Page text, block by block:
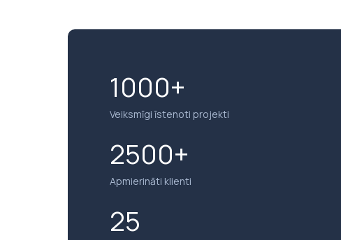
1000+
Veiksmīgi īstenoti projekti
25
2500+
Apmierināti klienti